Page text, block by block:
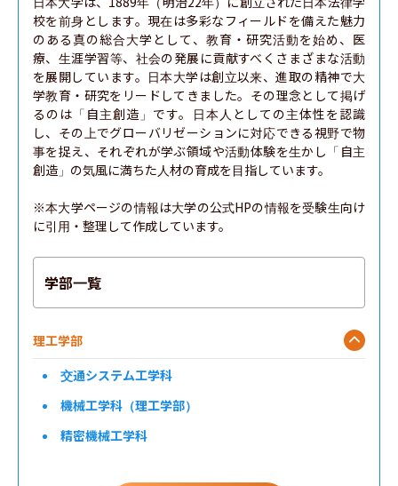
校を前身とします。現在は多彩なフィールドを備えた魅力
のある真の総合大学として、教育・研究活動を始め、医
療、生涯学習等、社会の発展に貢献すべくさまざまな活動
を展開しています。日本大学は創立以来、進取の精神で大
学教育・研究をリードしてきました。その理念として掲げ
るのは「自主創造」です。日本人としての主体性を認識
し、その上でグローバリゼーションに対応できる視野で物
事を捉え、それぞれが学ぶ領域や活動体験を生かし「自主
創造」の気風に満ちた人材の育成を目指しています。
※本大学ページの情報は大学の公式HPの情報を受験生向け
に引用・整理して作成しています。
学部一覧
理工学部
交通システム工学科
機械工学科（理工学部）
精密機械工学科